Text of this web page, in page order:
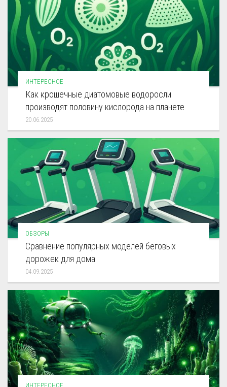
ИНТЕРЕСНОЕ
Как крошечные диатомовые водоросли
производят половину кислорода на планете
20.06.2025
ОБЗОРЫ
Сравнение популярных моделей беговых
дорожек для дома
04.09.2025
ИНТЕРЕСНОЕ